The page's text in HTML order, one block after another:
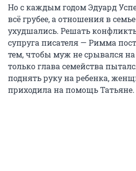
Но с каждым годом Эдуард
всё грубее, а отношения в
ухудшались. Решать
супруга писателя — Римма
тем, чтобы муж не срывался
только глава семейства
поднять руку на ребенка,
приходила на помощь Татьяне.